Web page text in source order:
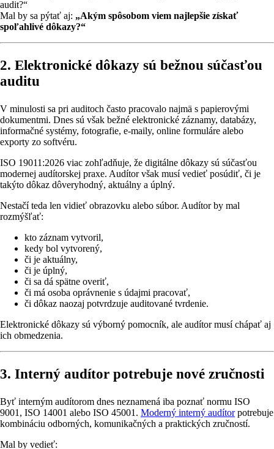
audit?“
Mal by sa pýtať aj: „Akým spôsobom viem najlepšie získať
spoľahlivé dôkazy?“
2. Elektronické dôkazy sú bežnou súčasťou
auditu
V minulosti sa pri auditoch často pracovalo najmä s papierovými
dokumentmi. Dnes sú však bežné elektronické záznamy, databázy,
informačné systémy, fotografie, e-maily, online formuláre alebo
exporty zo softvéru.
ISO 19011:2026 viac zohľadňuje, že digitálne dôkazy sú súčasťou
modernej audítorskej praxe. Audítor však musí vedieť posúdiť, či je
takýto dôkaz dôveryhodný, aktuálny a úplný.
Nestačí teda len vidieť obrazovku alebo súbor. Audítor by mal
rozmýšľať:
kto záznam vytvoril,
kedy bol vytvorený,
či je aktuálny,
či je úplný,
či sa dá spätne overiť,
či má osoba oprávnenie s údajmi pracovať,
či dôkaz naozaj potvrdzuje auditované tvrdenie.
Elektronické dôkazy sú výborný pomocník, ale audítor musí chápať aj
ich obmedzenia.
3. Interný audítor potrebuje nové zručnosti
Byť interným audítorom dnes neznamená iba poznať normu ISO
9001, ISO 14001 alebo ISO 45001. Moderný interný audítorpotrebuje
kombináciu odborných, komunikačných a praktických zručností.
Mal by vedieť: